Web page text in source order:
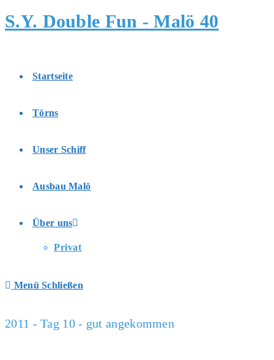
Inhalt
S.Y. Double Fun - Malö 40
Startseite
Törns
Unser Schiff
Ausbau Malö
Über uns
Privat
Menü Schließen
2011 - Tag 10 - gut angekommen